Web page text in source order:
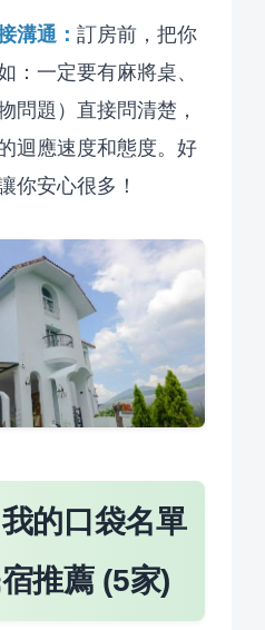
溝通： 訂房前，把你
：一定要有麻將桌、
問題）直接問清楚，
迴應速度和態度。好
你安心很多！
的口袋名單
推薦 (5家)